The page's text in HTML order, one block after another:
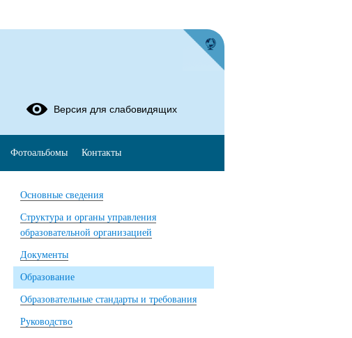
Основные сведения
Структура и органы управления
образовательной организацией
Документы
Образование
Образовательные стандарты и требования
Руководство
Версия для слабовидящих
Фотоальбомы Контакты